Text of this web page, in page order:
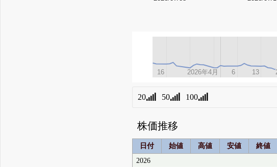
2026年4月
2026年4月
16
16 6
6 13
13
20 50 100
株価推移
日付 始値 高値 安値 終値
2026